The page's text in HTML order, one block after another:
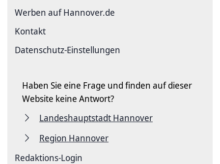
Werben auf Hannover.de
Kontakt
Datenschutz-Einstellungen
Haben Sie eine Frage und finden auf dieser
Website keine Antwort?
Landeshauptstadt Hannover
Region Hannover
Redaktions-Login